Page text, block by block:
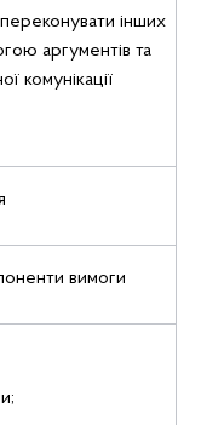
переконувати інших
аргументів та
комунікації
вимоги